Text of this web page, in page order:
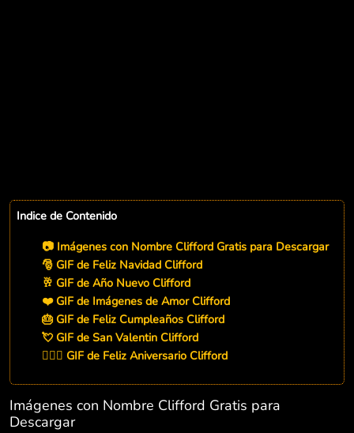
Indice de Contenido
📷 Imágenes con Nombre Clifford Gratis para Descargar
🎅 GIF de Feliz Navidad Clifford
🥂 GIF de Año Nuevo Clifford
❤️ GIF de Imágenes de Amor Clifford
🎂 GIF de Feliz Cumpleaños Clifford
💘 GIF de San Valentin Clifford
👨‍❤️‍👨 GIF de Feliz Aniversario Clifford
Imágenes con Nombre Clifford Gratis para
Descargar